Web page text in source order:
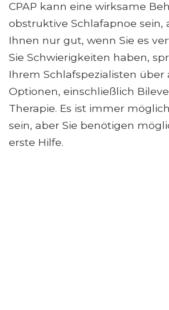
CPAP kann eine wirksame
obstruktive Schlafapnoe sein,
Ihnen nur gut, wenn Sie es
Sie Schwierigkeiten haben,
Ihrem Schlafspezialisten über
Optionen, einschließlich
Therapie. Es ist immer
sein, aber Sie benötigen
erste Hilfe.